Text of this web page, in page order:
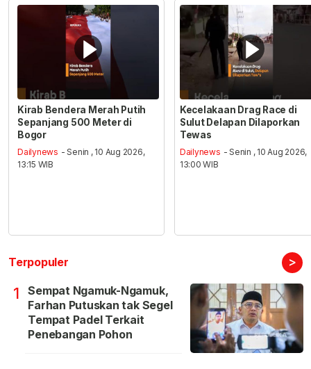
Kirab Bendera Merah Putih
Sepanjang 500 Meter di
Bogor
Dailynews - Senin , 10 Aug 2026,
13:15 WIB
Kecelakaan Drag Race di
Sulut Delapan Dilaporkan
Tewas
Dailynews - Senin , 10 Aug 2026,
13:00 WIB
Terpopuler >
1
Sempat Ngamuk-Ngamuk,
Farhan Putuskan tak Segel
Tempat Padel Terkait
Penebangan Pohon